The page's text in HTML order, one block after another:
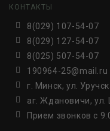
КОНТАКТЫ
8(029) 107-54-07
8(029) 127-54-07
8(025) 507-54-07
190964-25@mail.ru
г. Минск, ул.
аг. Ждановичи, ул.
Прием звонков c